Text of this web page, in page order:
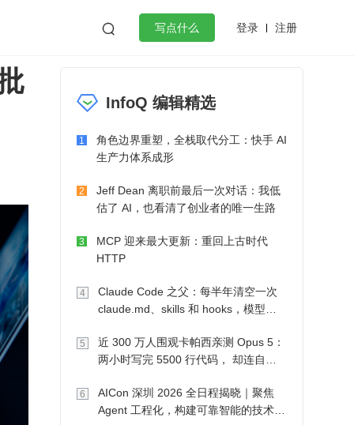
 写点什么 登录 注册
工作
微服务架构 flutter
InfoQ 编辑精选
1
角色边界重塑，全栈取代分工：快手 AI
生产力体系成形
2
Jeff Dean 离职前最后一次对话：我低
估了 AI，也看清了创业者的唯一生路
3
MCP 迎来最大更新：重回上古时代
HTTP
4
Claude Code 之父：每半年清空一次
claude.md、skills 和 hooks，模型自
5
近 300 万人围观卡帕西亲测 Opus 5：
两小时写完 5500 行代码， 却连自己
6
AICon 深圳 2026 全日程揭晓｜聚焦
Agent 工程化，构建可靠智能的技术路